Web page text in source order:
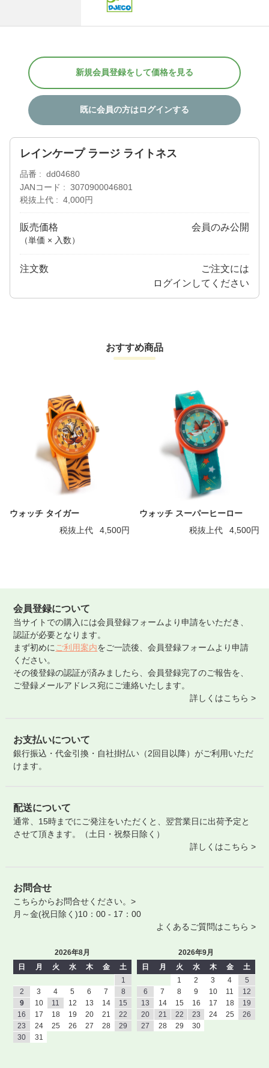
新規会員登録をして価格を見る
既に会員の方はログインする
レインケープ ラージ ライトネス
品番
dd04680
JANコード
3070900046801
税抜上代
4,000円
販売価格
（単価 × 入数）
会員のみ公開
注文数
ご注文には
ログイン してください
おすすめ商品
ウォッチ タイガー
税抜上代
4,500円
ウォッチ スーパーヒーロー
税抜上代
4,500円
会員登録について
当サイトでの購入には会員登録フォームより申請をいただき、
認証が必要となります。
まず初めに ご利用案内をご一読後、会員登録フォームより申請
ください。
その後登録の認証が済みましたら、会員登録完了のご報告を、
ご登録メールアドレス宛にご連絡いたします。
詳しくはこちら >
お支払いについて
銀行振込・代金引換・自社掛払い（2回目以降）がご利用いただ
けます。
配送について
通常、15時までにご発注をいただくと、翌営業日に出荷予定と
させて頂きます。（土日・祝祭日除く）
詳しくはこちら >
お問合せ
こちらからお問合せください。>
月～金(祝日除く)10：00 - 17：00
よくあるご質問はこちら >
2026年8月
日
月 火 水 木 金
土
1
2
3 4 5 6 7
8
9
10 11 12 13 14
15
16
17 18 19 20 21
22
23
24 25 26 27 28
29
30
31
2026年9月
日
月 火 水 木 金
土
1
2 3 4
5
6
7 8 9 10 11
12
13
14 15 16 17 18
19
20
21 22 23 24 25
26
27
28 29 30